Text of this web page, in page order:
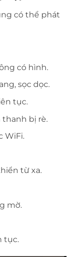
có thể phát
có hình.
sọc dọc.
tục.
thanh bị rè.
WiFi.
từ xa.
mờ.
tục.